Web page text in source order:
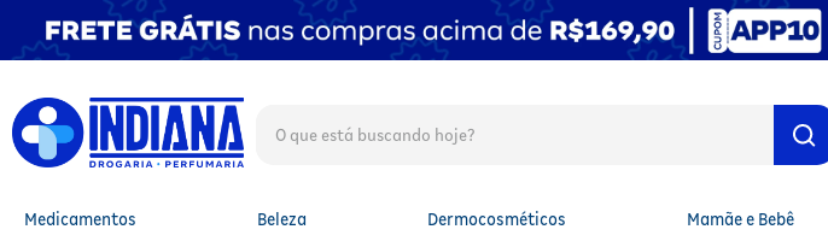
Medicamentos Beleza Dermocosméticos Mamãe e Bebê
TERMOS MAIS BUSCADOS
1º
fralda
fralda xg